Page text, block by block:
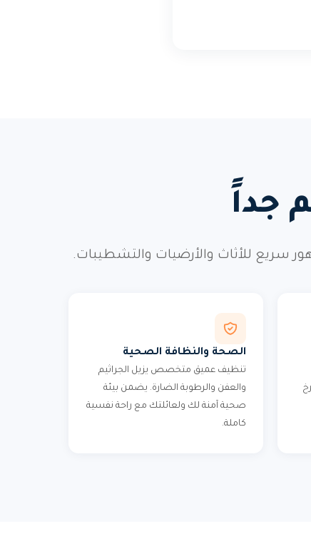
جداً
سريع للأثاث والأرضيات والتشطيبات.
الصحة والنظافة الصحية
تنظيف عميق متخصص يزيل الجراثيم
والعفن والرطوبة الضارة. يضمن بيئة
صحية آمنة لك ولعائلتك مع راحة نفسية
كاملة.